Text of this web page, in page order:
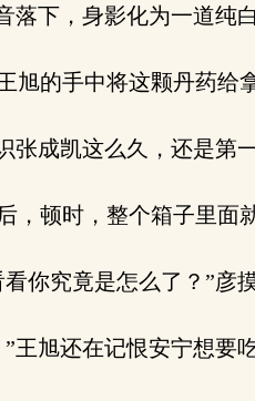
下，身影化为一道纯
的手中将这颗丹药给
成凯这么久，还是第
顿时，整个箱子里面
你究竟是怎么了？”彦
旭还在记恨安宁想要